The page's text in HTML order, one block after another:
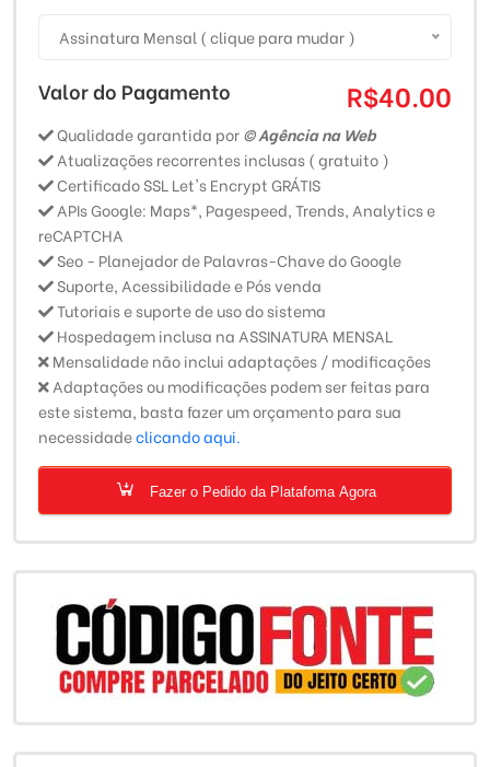
Assinatura Mensal ( clique para mudar )
Valor do Pagamento R$40.00
Qualidade garantida por© Agência na Web
Atualizações recorrentes inclusas ( gratuito )
Certificado SSL Let's Encrypt GRÁTIS
APIs Google: Maps*, Pagespeed, Trends, Analytics e
reCAPTCHA
Seo - Planejador de Palavras-Chave do Google
Suporte, Acessibilidade e Pós venda
Tutoriais e suporte de uso do sistema
Hospedagem inclusa na ASSINATURA MENSAL
Mensalidade não inclui adaptações / modificações
Adaptações ou modificações podem ser feitas para
este sistema, basta fazer um orçamento para sua
necessidadeclicando aqui.
Fazer o Pedido da Platafoma Agora